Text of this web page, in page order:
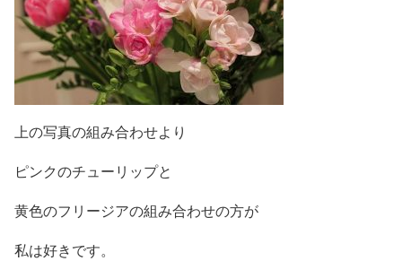
上の写真の組み合わせより
ピンクのチューリップと
黄色のフリージアの組み合わせの方が
私は好きです。